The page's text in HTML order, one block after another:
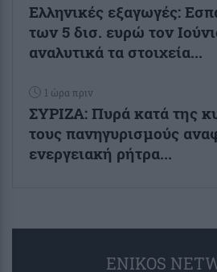
Ελληνικές εξαγωγές:
των 5 δισ. ευρώ τον
αναλυτικά τα στοιχεία...
1 ώρα πριν
ΣΥΡΙΖΑ: Πυρά κατά της
τους πανηγυρισμούς
ενεργειακή ρήτρα...
ENIKOS